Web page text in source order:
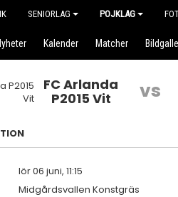
SENIORLAG POJKLAG
Kalender Matcher
FC Arlanda
P2015 Vit
vs
lör 06 juni, 11:15
Midgårdsvallen Konstgräs